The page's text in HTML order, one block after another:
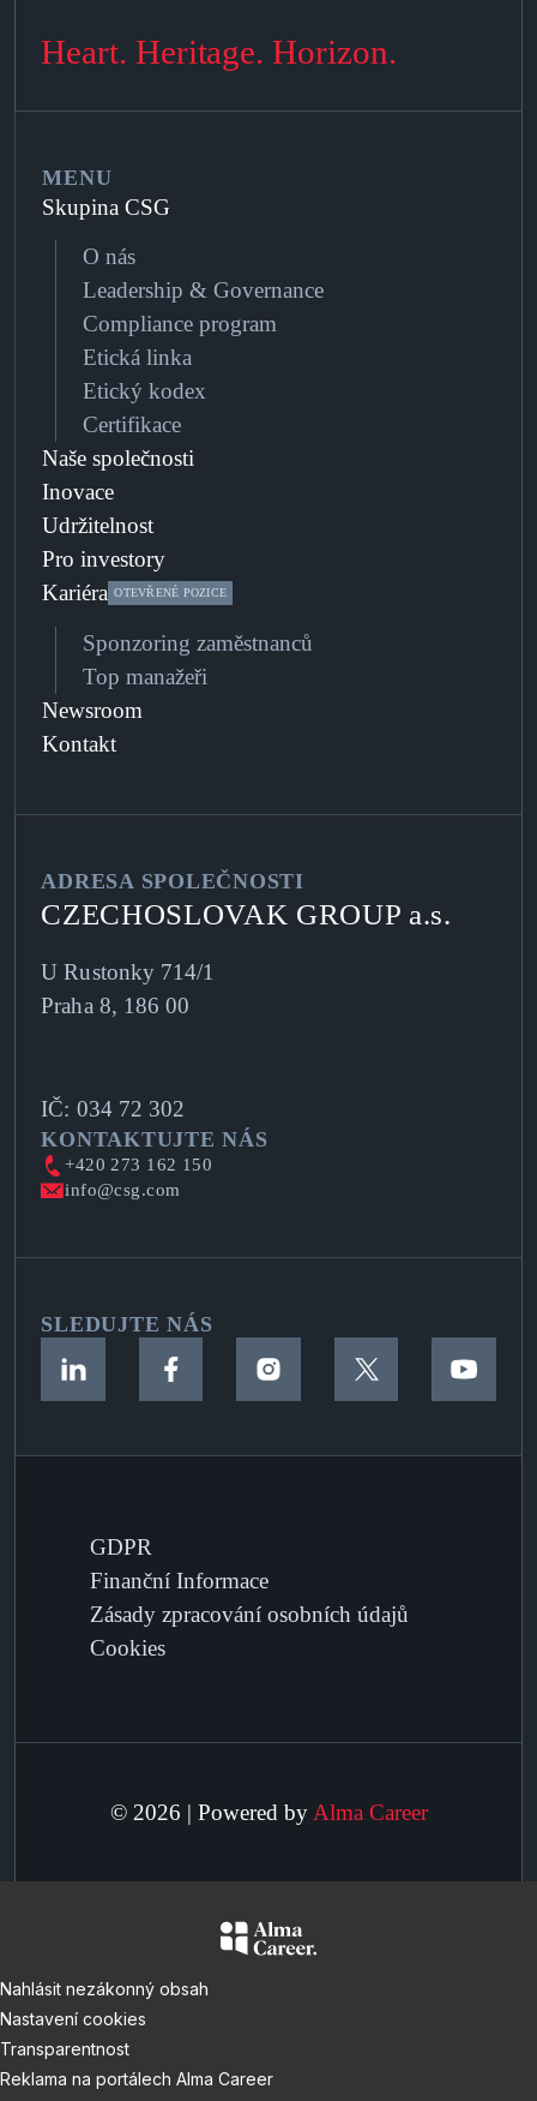
Heart. Heritage. Horizon.
ADRESA SPOLEČNOSTI
CZECHOSLOVAK GROUP a.s.
U Rustonky 714/1
Praha 8, 186 00
IČ: 034 72 302
KONTAKTUJTE NÁS
+420 273 162 150
info@csg.com
MENU
Skupina CSG
O nás
Leadership & Governance
Compliance program
Etická linka
Etický kodex
Certifikace
Naše společnosti
Inovace
Udržitelnost
Pro investory
Kariéra OTEVŘENÉ POZICE
Sponzoring zaměstnanců
Top manažeři
Newsroom
Kontakt
SLEDUJTE NÁS
GDPR
Finanční Informace
Zásady zpracování osobních údajů
Cookies
© 2026 | Powered by Alma Career
Nahlásit nezákonný obsah
Nastavení cookies
Transparentnost
Reklama na portálech Alma Career